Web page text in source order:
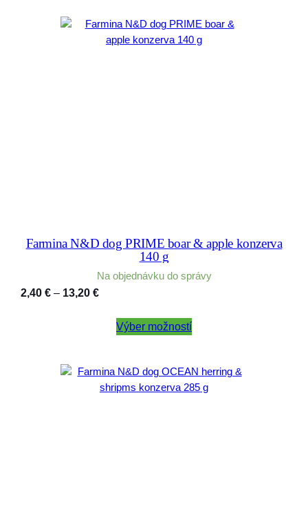
Farmina N&D dog PRIME boar & apple konzerva
140 g
Na objednávku do správy
2,40 € – 13,20 €Price
2,40 €Výber možností